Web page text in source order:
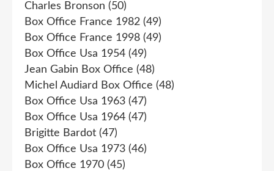
Charles Bronson (50)
Box Office France 1982 (49)
Box Office France 1998 (49)
Box Office Usa 1954 (49)
Jean Gabin Box Office (48)
Michel Audiard Box Office (48)
Box Office Usa 1963 (47)
Box Office Usa 1964 (47)
Brigitte Bardot (47)
Box Office Usa 1973 (46)
Box Office 1970 (45)